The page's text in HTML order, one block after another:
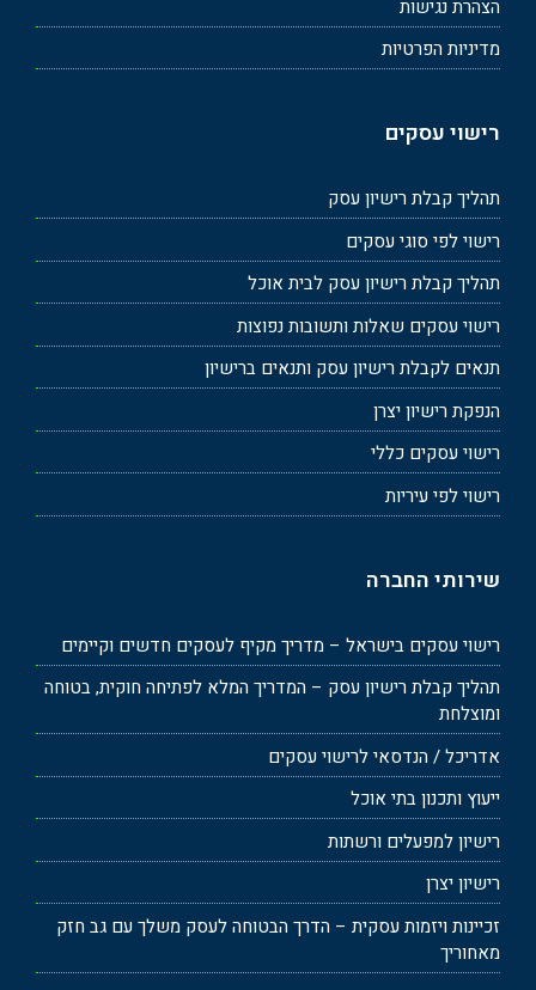
הצהרת נגישות
מדיניות הפרטיות
רישוי עסקים
תהליך קבלת רישיון עסק
רישוי לפי סוגי עסקים
תהליך קבלת רישיון עסק לבית אוכל
רישוי עסקים שאלות ותשובות נפוצות
תנאים לקבלת רישיון עסק ותנאים ברישיון
הנפקת רישיון יצרן
רישוי עסקים כללי
רישוי לפי עיריות
שירותי החברה
רישוי עסקים בישראל – מדריך מקיף לעסקים חדשים וקיימים
תהליך קבלת רישיון עסק – המדריך המלא לפתיחה חוקית, בטוחה
ומוצלחת
אדריכל / הנדסאי לרישוי עסקים
ייעוץ ותכנון בתי אוכל
רישיון למפעלים ורשתות
רישיון יצרן
זכיינות ויזמות עסקית – הדרך הבטוחה לעסק משלך עם גב חזק
מאחוריך